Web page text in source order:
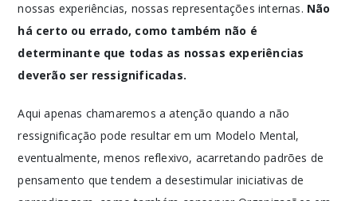
nossas experiências, nossas representações internas. Não
há certo ou errado, como também não é
determinante que todas as nossas experiências
deverão ser ressignificadas.
Aqui apenas chamaremos a atenção quando a não
ressignificação pode resultar em um Modelo Mental,
eventualmente, menos reflexivo, acarretando padrões de
pensamento que tendem a desestimular iniciativas de